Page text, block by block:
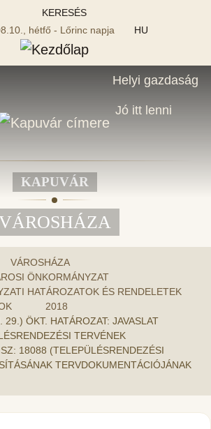
KERESÉS
hétfő - Lőrinc napja
HU
Helyi gazdaság
Jó itt lenni
KAPUVÁR
VÁROSHÁZA
ÖNKORMÁNYZAT
HATÁROZATOK ÉS RENDELETEK
2018
29.) ÖKT. HATÁROZAT: JAVASLAT
TERVÉNEK
18088 (TELEPÜLÉSRENDEZÉSI
TERVDOKUMENTÁCIÓJÁNAK